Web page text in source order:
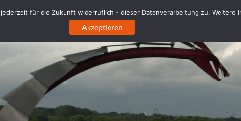
für die Zukunft widerruflich - dieser Datenverarbeitung zu. Weitere
Akzeptieren